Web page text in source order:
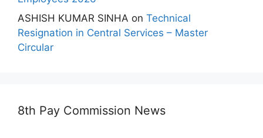
ASHISH KUMAR SINHA on Technical
Resignation in Central Services – Master
Circular
8th Pay Commission News